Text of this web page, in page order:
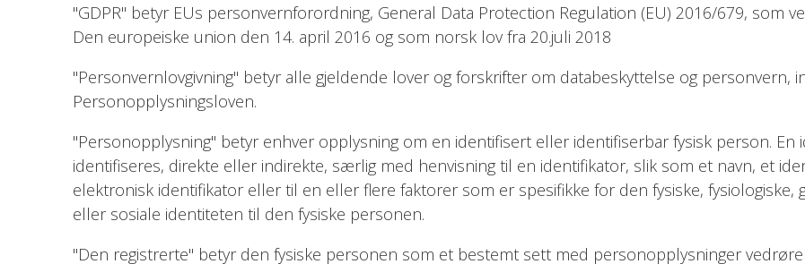
"GDPR" betyr EUs personvernforordning, General Data Protection Regulation (EU) 2016/679, som
Den europeiske union den 14. april 2016 og som norsk lov fra 20.juli 2018
"Personvernlovgivning" betyr alle gjeldende lover og forskrifter om databeskyttelse og personvern,
Personopplysningsloven.
"Personopplysning" betyr enhver opplysning om en identifisert eller identifiserbar fysisk person.
identifiseres, direkte eller indirekte, særlig med henvisning til en identifikator, slik som et navn, et
elektronisk identifikator eller til en eller flere faktorer som er spesifikke for den fysiske,
eller sosiale identiteten til den fysiske personen.
"Den registrerte" betyr den fysiske personen som et bestemt sett med personopplysninger